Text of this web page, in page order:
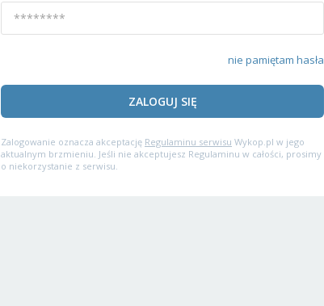
nie pamiętam hasła
ZALOGUJ SIĘ
Zalogowanie oznacza akceptację Regulaminu serwisu Wykop.pl w jego
aktualnym brzmieniu. Jeśli nie akceptujesz Regulaminu w całości, prosimy
o niekorzystanie z serwisu.